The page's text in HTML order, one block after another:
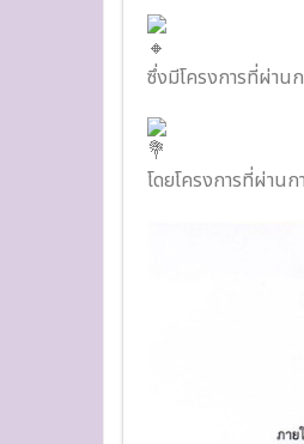
ซึ่งมีโครงการที่ผ่าน
โดยโครงการที่ผ่าน